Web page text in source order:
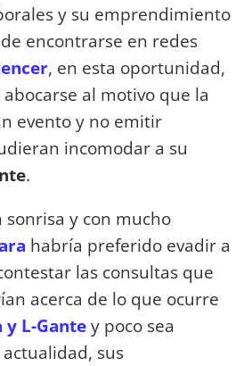
y su emprendimiento
encontrarse en redes
, en esta oportunidad,
al motivo que la
evento y no emitir
incomodar a su
.
sonrisa y con mucho
habría preferido evadir a
las consultas que
acerca de lo que ocurre
y L-Gantey poco sea
sus